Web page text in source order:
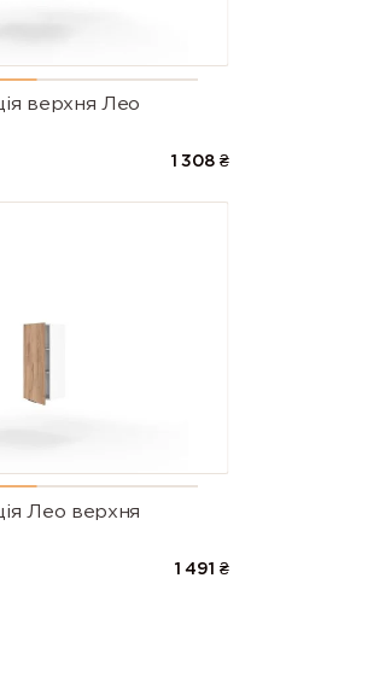
верхня Лео
1 308 ₴
Лео верхня
1 491 ₴